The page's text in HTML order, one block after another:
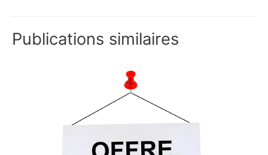
Publications similaires